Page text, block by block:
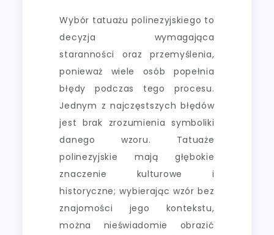
Wybór tatuażu polinezyjskiego to
decyzja wymagająca
staranności oraz przemyślenia,
ponieważ wiele osób popełnia
błędy podczas tego procesu.
Jednym z najczęstszych błędów
jest brak zrozumienia symboliki
danego wzoru. Tatuaże
polinezyjskie mają głębokie
znaczenie kulturowe i
historyczne; wybierając wzór bez
znajomości jego kontekstu,
można nieświadomie obrazić